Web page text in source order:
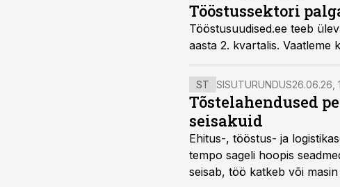
Tööstussektori
Tööstusuudised.ee teeb
aasta 2. kvartalis. Vaatleme
ST SISUTURUNDUS26.06.26,
Tõstelahendused
seisakuid
Ehitus-, tööstus- ja
tempo sageli hoopis
seisab, töö katkeb või